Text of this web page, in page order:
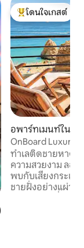
จาก 5, 234 รีวิว
โดนใจเกสต์ที่สุด
โดนใจเกสต์
อพาร์ทเมนท์ใน ป
OnBoard Luxury l
ติดชายหาด
ทำเลติดชายหาดชั้
ความสวยงาม ลอ
พบกับเสียงกระเพื่
ชายฝั่งอย่างแผ่วเ